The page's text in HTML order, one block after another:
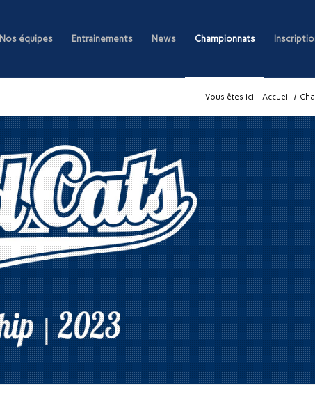
Nos équipes Entrainements News Championnats
Vous êtes ici : Accueil /